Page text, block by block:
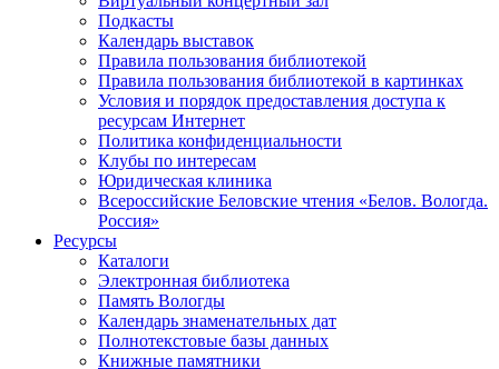
Подкасты
Календарь выставок
Правила пользования библиотекой
Правила пользования библиотекой в картинках
Условия и порядок предоставления доступа к
ресурсам Интернет
Политика конфиденциальности
Клубы по интересам
Юридическая клиника
Всероссийские Беловские чтения «Белов. Вологда.
Россия»
Ресурсы
Каталоги
Электронная библиотека
Память Вологды
Календарь знаменательных дат
Полнотекстовые базы данных
Книжные памятники